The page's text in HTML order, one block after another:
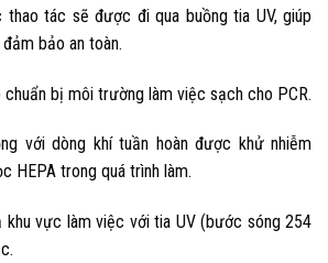
tác sẽ được đi qua buồng tia UV, giúp
bảo an toàn.
bị môi trường làm việc sạch cho PCR.
với dòng khí tuần hoàn được khử nhiễm
HEPA trong quá trình làm.
khu vực làm việc với tia UV (bước sóng 254